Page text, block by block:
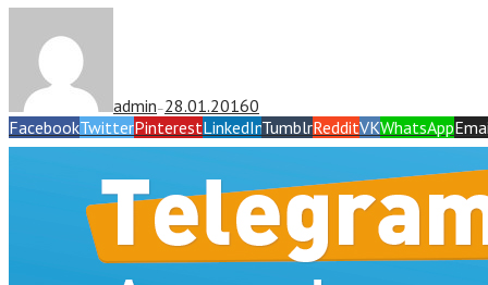
admin — 28.01.20160
FacebookTwitterPinterestLinkedInTumblrRedditVKWhatsApp